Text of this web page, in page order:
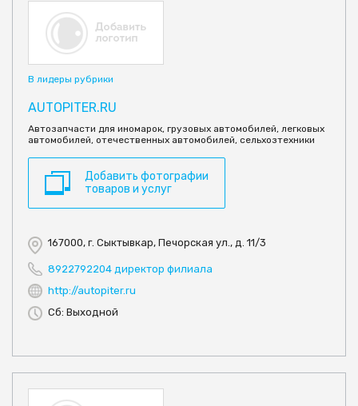
В лидеры рубрики
AUTOPITER.RU
Автозапчасти для иномарок, грузовых автомобилей, легковых
автомобилей, отечественных автомобилей, сельхозтехники
Добавить фотографии
товаров и услуг
167000, г. Сыктывкар, Печорская ул., д. 11/3
8922792204 директор филиала
http://autopiter.ru
Сб: Выходной